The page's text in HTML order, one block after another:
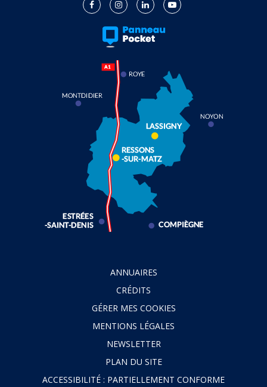
Lien
compte
Lien
le
compte
Lien
le
compte
Lien
ANNUAIRES
CRÉDITS
GÉRER MES COOKIES
MENTIONS LÉGALES
NEWSLETTER
PLAN DU SITE
ACCESSIBILITÉ : PARTIELLEMENT CONFORME